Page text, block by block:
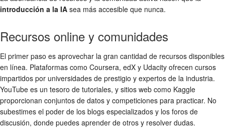
introducción a la IA sea más accesible que nunca.
Recursos online y comunidades
El primer paso es aprovechar la gran cantidad de recursos disponibles
en línea. Plataformas como Coursera, edX y Udacity ofrecen cursos
impartidos por universidades de prestigio y expertos de la industria.
YouTube es un tesoro de tutoriales, y sitios web como Kaggle
proporcionan conjuntos de datos y competiciones para practicar. No
subestimes el poder de los blogs especializados y los foros de
discusión, donde puedes aprender de otros y resolver dudas.